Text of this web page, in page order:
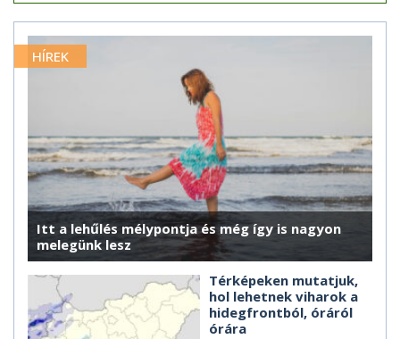
HÍREK
Itt a lehűlés mélypontja és még így is nagyon
melegünk lesz
Térképeken mutatjuk,
hol lehetnek viharok a
hidegfrontból, óráról
órára